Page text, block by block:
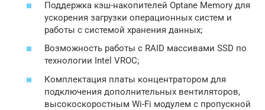
Поддержка кэш-накопителей Optane Memory для
ускорения загрузки операционных систем и
работы с системой хранения данных;
Возможность работы с RAID массивами SSD по
технологии Intel VROC;
Комплектация платы концентратором для
подключения дополнительных вентиляторов,
высокоскоростным Wi-Fi модулем с пропускной